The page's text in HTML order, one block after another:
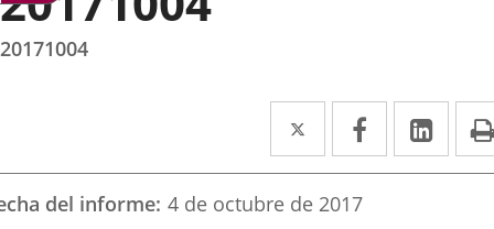
20171004
Twitter
Enlace
a
una
Facebook
Enlace
a
a
del informe 4 de octubre de 2017